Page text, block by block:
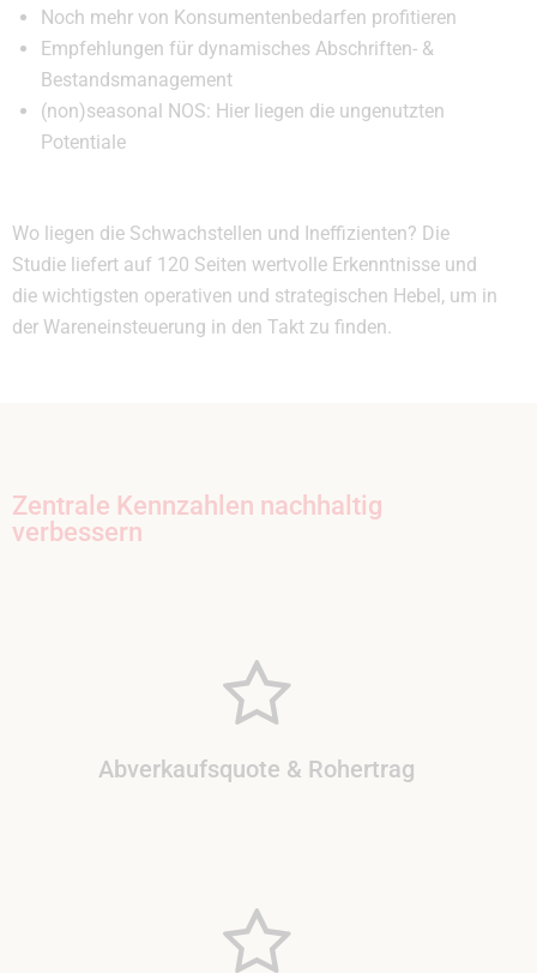
Noch mehr von Konsumentenbedarfen profitieren
Empfehlungen für dynamisches Abschriften- &
Bestandsmanagement
(non)seasonal NOS: Hier liegen die ungenutzten
Potentiale
Wo liegen die Schwachstellen und Ineffizienten? Die
Studie liefert auf 120 Seiten wertvolle Erkenntnisse und
die wichtigsten operativen und strategischen Hebel, um in
der Wareneinsteuerung in den Takt zu finden.
Zentrale Kennzahlen nachhaltig
verbessern
Abverkaufsquote & Rohertrag